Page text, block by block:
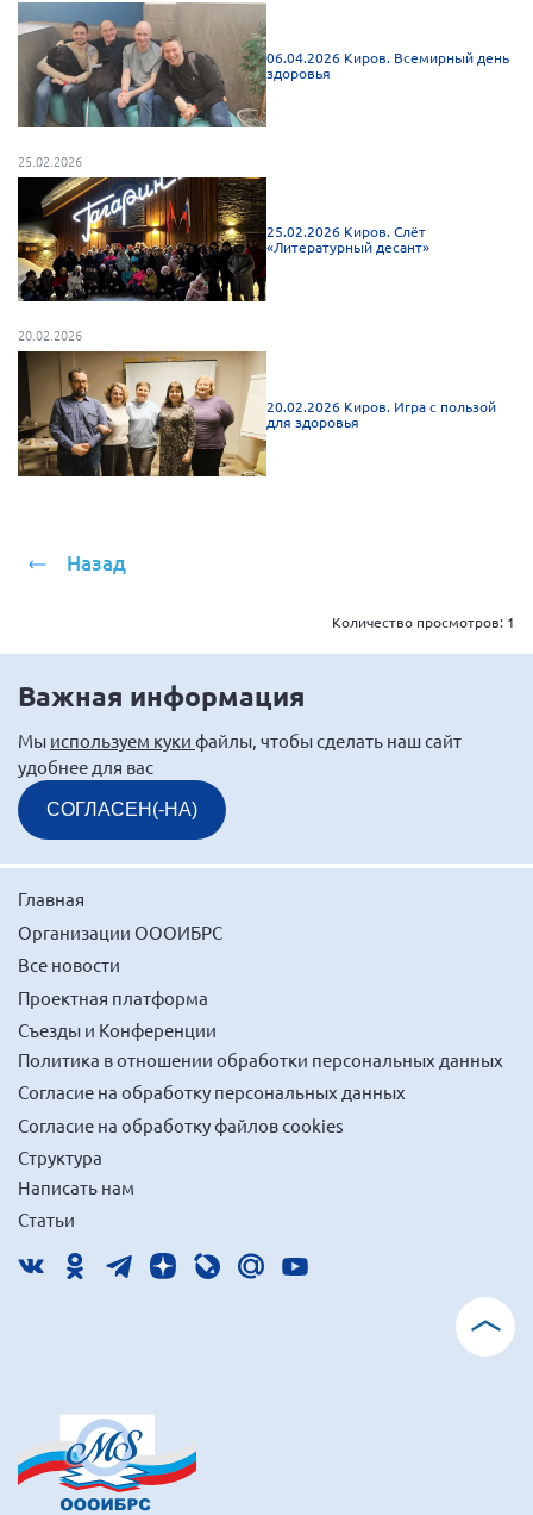
Новгородская область
Новосибирская область
Омская область
Оренбургская область
Пензенская область
Республика Башкортостан
Республика Бурятия
Республика Карелия
Республика Хакасия
Ростовская область
г. Санкт-Петербург
г. Севастополь
Смоленская область
Ставропольский край
Сахалинская область
Томская область
Тульская область
Ярославская область
06.04.2026 Киров. Всемирный день
здоровья
25.02.2026
25.02.2026 Киров. Слёт
«Литературный десант»
20.02.2026
20.02.2026 Киров. Игра с пользой
для здоровья
Назад
Количество просмотров: 1
Важная информация
Мы используем куки файлы, чтобы сделать наш сайт
удобнее для вас
СОГЛАСЕН(-НА)
Главная
Организации ОООИБРС
Все новости
Проектная платформа
Съезды и Конференции
Политика в отношении обработки персональных данных
Согласие на обработку персональных данных
Согласие на обработку файлов cookies
Структура
Написать нам
Статьи